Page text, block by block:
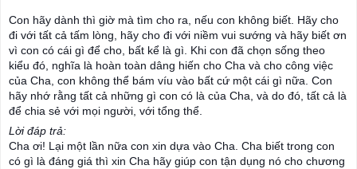
Con hãy dành thì giờ mà tìm cho ra, nếu con không biết. Hãy cho
đi với tất cả tấm lòng, hãy cho đi với niềm vui sướng và hãy biết ơn
vì con có cái gì để cho, bất kể là gì. Khi con đã chọn sống theo
kiểu đó, nghĩa là hoàn toàn dâng hiến cho Cha và cho công việc
của Cha, con không thể bám víu vào bất cứ một cái gì nữa. Con
hãy nhớ rằng tất cả những gì con có là của Cha, và do đó, tất cả là
để chia sẻ với mọi người, với tổng thể.
Lời đáp trả:
Cha ơi! Lại một lần nữa con xin dựa vào Cha. Cha biết trong con
có gì là đáng giá thì xin Cha hãy giúp con tận dụng nó cho chương